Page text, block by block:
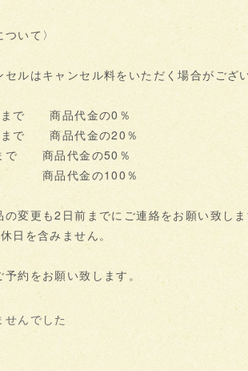
いて〉
ルはキャンセル料をいただく場合がござ
まで 商品代金の0％
まで 商品代金の20％
で 商品代金の50％
商品代金の100％
変更も2日前までにご連絡をお願い致しま
日を含みません。
約をお願い致します。
んでした